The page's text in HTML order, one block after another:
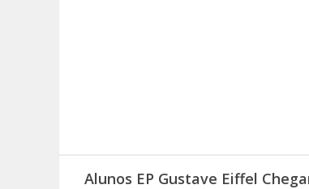
(RE) PENSAMENTOS
Alunos EP Gustave Eiffel